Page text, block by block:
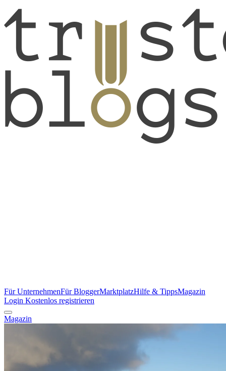
Für UnternehmenFür BloggerMarktplatzHilfe & TippsMagazin
Login Kostenlos registrieren
Magazin